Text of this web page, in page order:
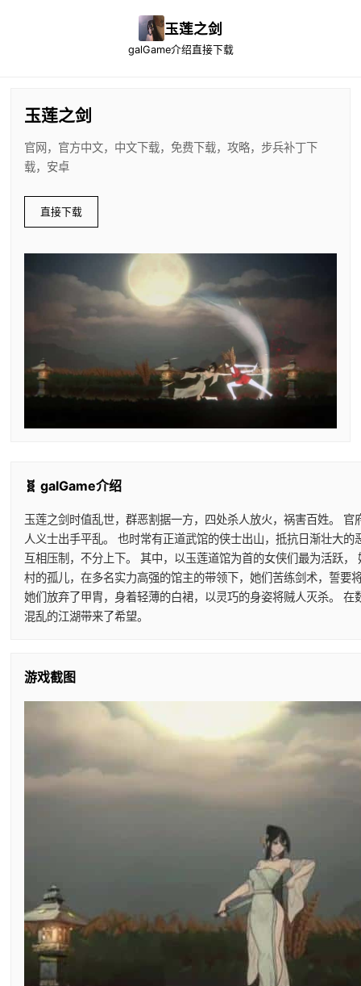
玉莲之剑
galGame介绍直接下载
玉莲之剑
官网，官方中文，中文下载，免费下载，攻略，步兵补丁下
载，安卓
直接下载
🧬 galGame介绍
玉莲之剑时值乱世，群恶割据一方，四处杀人放火，祸害百姓。
人义士出手平乱。 也时常有正道武馆的侠士出山，抵抗日渐壮大
互相压制，不分上下。 其中，以玉莲道馆为首的女侠们最为活跃
村的孤儿，在多名实力高强的馆主的带领下，她们苦练剑术，誓要
她们放弃了甲胄，身着轻薄的白裙，以灵巧的身姿将贼人灭杀。 在
混乱的江湖带来了希望。
游戏截图